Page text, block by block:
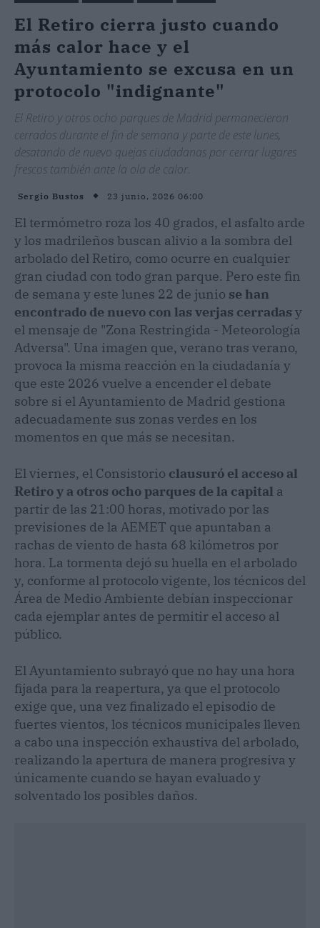
El Retiro cierra justo cuando
más calor hace y el
Ayuntamiento se excusa en un
protocolo "indignante"
El Retiro y otros ocho parques de Madrid permanecieron
cerrados durante el fin de semana y parte de este lunes,
desatando de nuevo quejas ciudadanas por cerrar lugares
frescos también ante la ola de calor.
Sergio Bustos 23 junio, 2026 06:00
El termómetro roza los 40 grados, el asfalto arde
y los madrileños buscan alivio a la sombra del
arbolado del Retiro, como ocurre en cualquier
gran ciudad con todo gran parque. Pero este fin
de semana y este lunes 22 de junio se han
encontrado de nuevo con las verjas cerradas y
el mensaje de "Zona Restringida - Meteorología
Adversa". Una imagen que, verano tras verano,
provoca la misma reacción en la ciudadanía y
que este 2026 vuelve a encender el debate
sobre si el Ayuntamiento de Madrid gestiona
adecuadamente sus zonas verdes en los
momentos en que más se necesitan.
El viernes, el Consistorio clausuró el acceso al
Retiro y a otros ocho parques de la capital a
partir de las 21:00 horas, motivado por las
previsiones de la AEMET que apuntaban a
rachas de viento de hasta 68 kilómetros por
hora. La tormenta dejó su huella en el arbolado
y, conforme al protocolo vigente, los técnicos del
Área de Medio Ambiente debían inspeccionar
cada ejemplar antes de permitir el acceso al
público.
El Ayuntamiento subrayó que no hay una hora
fijada para la reapertura, ya que el protocolo
exige que, una vez finalizado el episodio de
fuertes vientos, los técnicos municipales lleven
a cabo una inspección exhaustiva del arbolado,
realizando la apertura de manera progresiva y
únicamente cuando se hayan evaluado y
solventado los posibles daños.